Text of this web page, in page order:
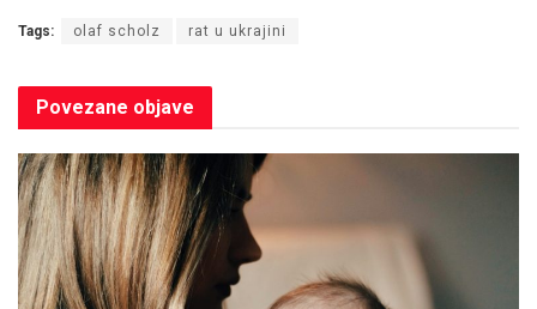
Tags: olaf scholz rat u ukrajini
Povezane objave